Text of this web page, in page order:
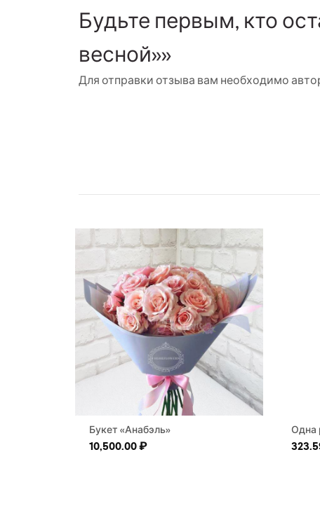
Будьте первым, кто
весной»»
Для отправки отзыва вам необходимо
Букет «Анабэль»
10,500.00₽
Одна